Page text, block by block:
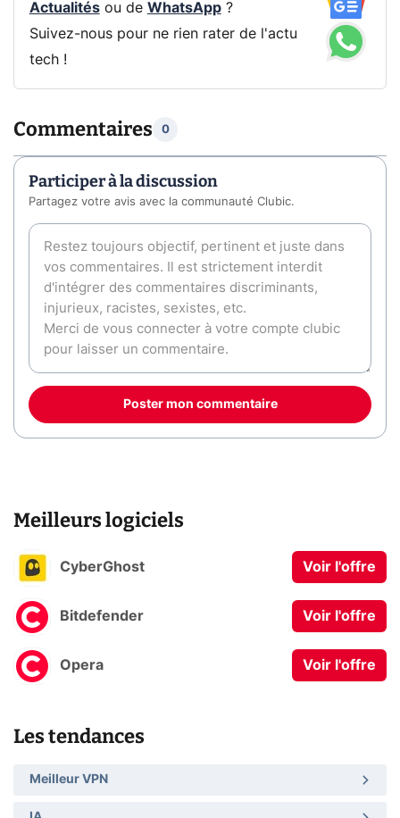
Actualitésou de WhatsApp?
Suivez-nous pour ne rien rater de l'actu
tech !
Commentaires 0
Participer à la discussion
Partagez votre avis avec la communauté Clubic.
Poster mon commentaire
Meilleurs logiciels
CyberGhost Voir l'offre
Bitdefender Voir l'offre
Opera Voir l'offre
Les tendances
Meilleur VPN